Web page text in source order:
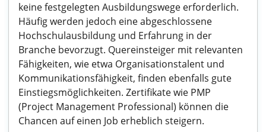
keine festgelegten Ausbildungswege erforderlich.
Häufig werden jedoch eine abgeschlossene
Hochschulausbildung und Erfahrung in der
Branche bevorzugt. Quereinsteiger mit relevanten
Fähigkeiten, wie etwa Organisationstalent und
Kommunikationsfähigkeit, finden ebenfalls gute
Einstiegsmöglichkeiten. Zertifikate wie PMP
(Project Management Professional) können die
Chancen auf einen Job erheblich steigern.